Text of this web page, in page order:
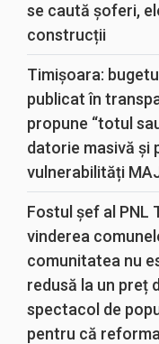
se caută șoferi,
construcții
Timișoara:
publicat în
propune “totul
datorie masivă și
vulnerabilități
Fostul șef al PNL
vinderea
comunitatea nu
redusă la un preț
spectacol de
pentru că